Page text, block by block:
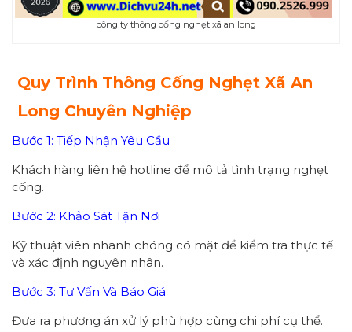
công ty thông cống nghẹt xã an long
Quy Trình Thông Cống Nghẹt Xã An
Long Chuyên Nghiệp
Bước 1: Tiếp Nhận Yêu Cầu
Khách hàng liên hệ hotline để mô tả tình trạng nghẹt
cống.
Bước 2: Khảo Sát Tận Nơi
Kỹ thuật viên nhanh chóng có mặt để kiểm tra thực tế
và xác định nguyên nhân.
Bước 3: Tư Vấn Và Báo Giá
Đưa ra phương án xử lý phù hợp cùng chi phí cụ thể.